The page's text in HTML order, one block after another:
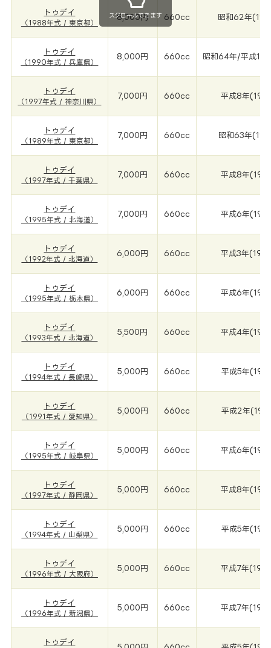
トゥデイ
（1988年式 / 東京都）
8,000円 660cc 昭和62年
トゥデイ
（1990年式 / 兵庫県）
8,000円 660cc 昭和64年/平成1
トゥデイ
（1997年式 / 神奈川県）
7,000円 660cc 平成8年
トゥデイ
（1989年式 / 東京都）
7,000円 660cc 昭和63年
トゥデイ
（1997年式 / 千葉県）
7,000円 660cc 平成8年
トゥデイ
（1995年式 / 北海道）
7,000円 660cc 平成6年
トゥデイ
（1992年式 / 北海道）
6,000円 660cc 平成3年
トゥデイ
（1995年式 / 栃木県）
6,000円 660cc 平成6年
トゥデイ
（1993年式 / 北海道）
5,500円 660cc 平成4年
トゥデイ
（1994年式 / 長崎県）
5,000円 660cc 平成5年
トゥデイ
（1991年式 / 愛知県）
5,000円 660cc 平成2年
トゥデイ
（1995年式 / 岐阜県）
5,000円 660cc 平成6年
トゥデイ
（1997年式 / 静岡県）
5,000円 660cc 平成8年
トゥデイ
（1994年式 / 山梨県）
5,000円 660cc 平成5年
トゥデイ
（1996年式 / 大阪府）
5,000円 660cc 平成7年
トゥデイ
（1996年式 / 新潟県）
5,000円 660cc 平成7年
トゥデイ
スクロールできます